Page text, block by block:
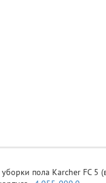
пола Karcher FC 5